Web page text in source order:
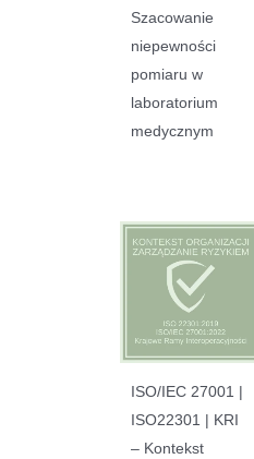
Szacowanie
niepewności
pomiaru w
laboratorium
medycznym
ISO/IEC 27001 |
ISO22301 | KRI
– Kontekst